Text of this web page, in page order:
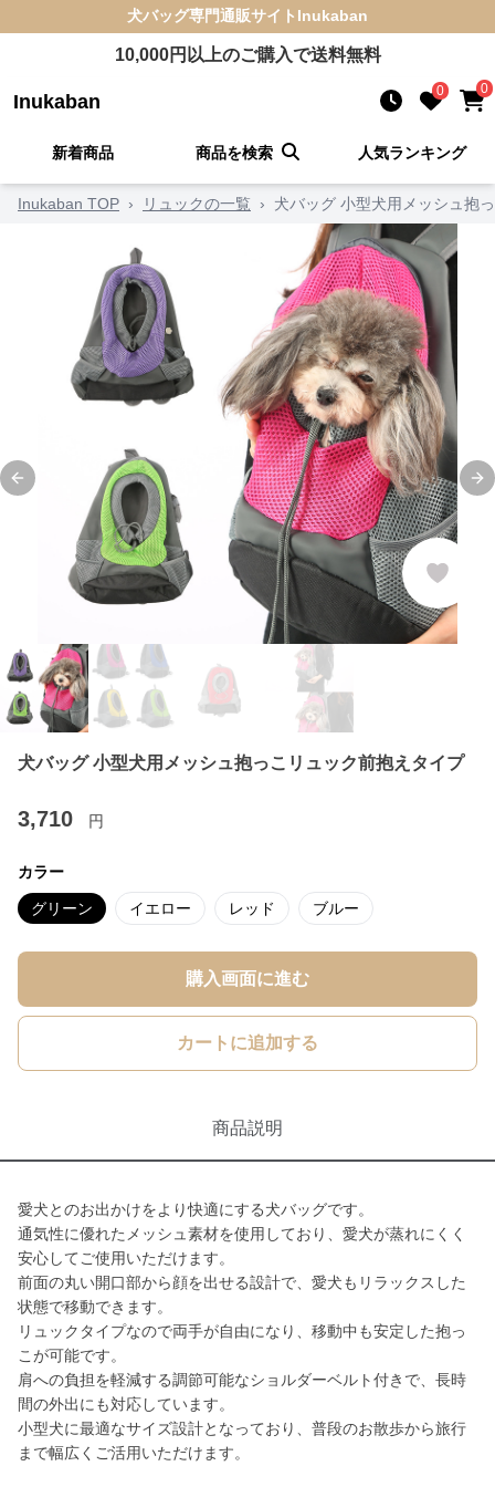
犬バッグ専門通販サイト Inukaban
10,000円以上のご購入で送料無料
Inukaban 0 0
新着商品 商品を検索 人気ランキング
Inukaban TOP › リュックの一覧 › 犬バッグ 小型犬用メッシュ抱
Previous slide
犬バッグ 小型犬用メッシュ抱っこリュック前抱えタイプ
3,710 円
カラー
グリーン イエロー レッド ブルー
購入画面に進む
カートに追加する
商品説明
愛犬とのお出かけをより快適にする犬バッグです。
通気性に優れたメッシュ素材を使用しており、愛犬が蒸れにくく
安心してご使用いただけます。
前面の丸い開口部から顔を出せる設計で、愛犬もリラックスした
状態で移動できます。
リュックタイプなので両手が自由になり、移動中も安定した抱っ
こが可能です。
肩への負担を軽減する調節可能なショルダーベルト付きで、長時
間の外出にも対応しています。
小型犬に最適なサイズ設計となっており、普段のお散歩から旅行
まで幅広くご活用いただけます。